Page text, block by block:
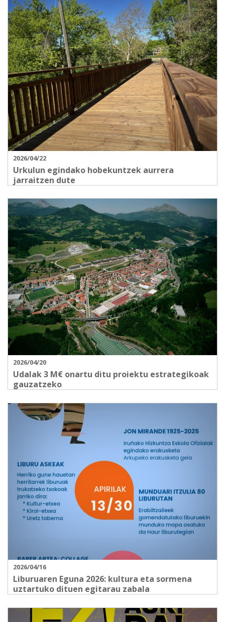
2026/04/22
Urkulun egindako hobekuntzek aurrera
jarraitzen dute
2026/04/20
Udalak 3 M€ onartu ditu proiektu estrategikoak
gauzatzeko
2026/04/16
Liburuaren Eguna 2026: kultura eta sormena
uztartuko dituen egitarau zabala